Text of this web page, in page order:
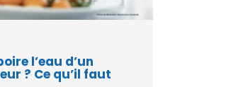
l’eau d’un
? Ce qu’il faut